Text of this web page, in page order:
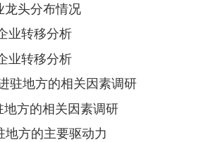
龙头分布情况
业转移分析
业转移分析
驻地方的相关因素调研
地方的相关因素调研
地方的主要驱动力